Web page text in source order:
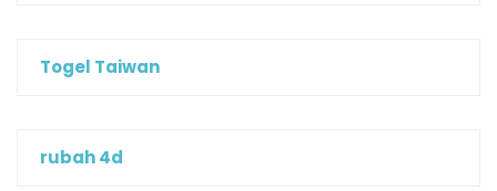
Togel Taiwan
rubah 4d